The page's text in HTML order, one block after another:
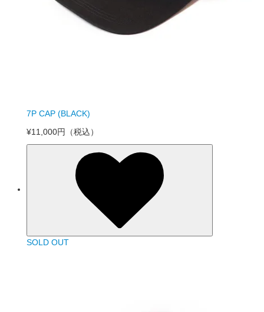
7P CAP (BLACK)
¥11,000円
（税込）
SOLD OUT